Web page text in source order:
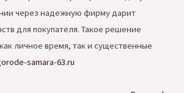
через надежную фирму дарит
для покупателя. Такое решение
личное время, так и существенные
samara-63.ru